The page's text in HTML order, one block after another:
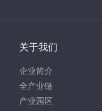
关于我们
企业简介
全产业链
产业园区